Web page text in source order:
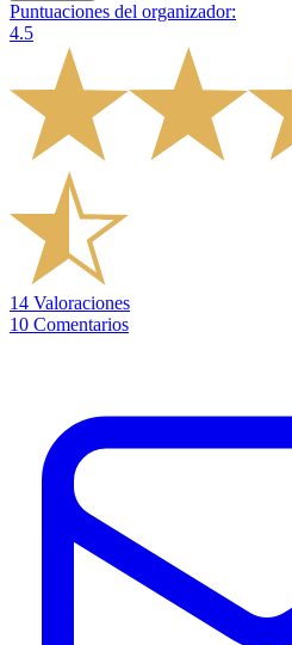
Puntuaciones del organizador:
4.5
14 Valoraciones
10 Comentarios